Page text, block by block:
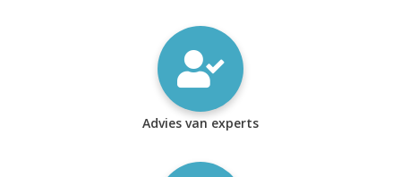
Advies van experts